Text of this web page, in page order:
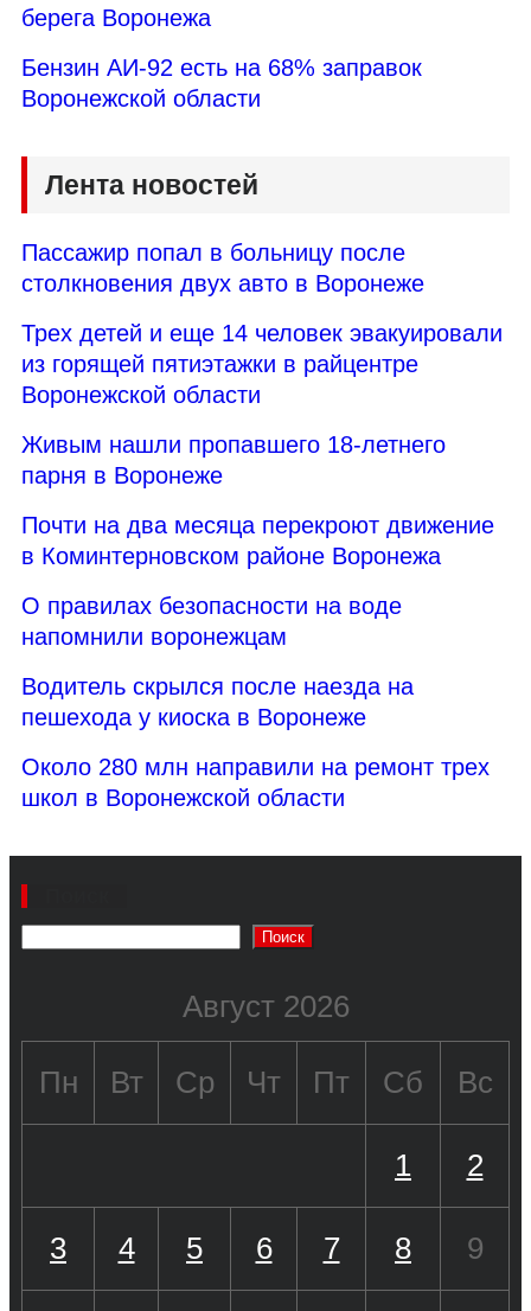
берега Воронежа
Бензин АИ-92 есть на 68% заправок
Воронежской области
Лента новостей
Пассажир попал в больницу после
столкновения двух авто в Воронеже
Трех детей и еще 14 человек эвакуировали
из горящей пятиэтажки в райцентре
Воронежской области
Живым нашли пропавшего 18-летнего
парня в Воронеже
Почти на два месяца перекроют движение
в Коминтерновском районе Воронежа
О правилах безопасности на воде
напомнили воронежцам
Водитель скрылся после наезда на
пешехода у киоска в Воронеже
Около 280 млн направили на ремонт трех
школ в Воронежской области
Поиск
Август 2026
Пн Вт Ср Чт Пт Сб Вс
1 2
3 4 5 6 7 8 9